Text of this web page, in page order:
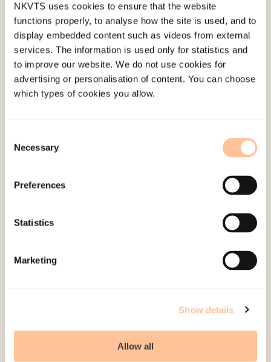
NKVTS uses cookies to ensure that the website
functions properly, to analyse how the site is used, and to
display embedded content such as videos from external
services. The information is used only for statistics and
to improve our website. We do not use cookies for
advertising or personalisation of content. You can choose
which types of cookies you allow.
Selection
Necessary
Preferences
Statistics
Marketing
Show details
Allow all
tilnærming Norwegian only. Oslo: Institutt for
spesialpedagogikk. Det utdanningsvitenskapelige
fakultet. Universitetet i Oslo. (Dissertation).
Published:19. March 2026
Last modified:8. August 2026
Projects